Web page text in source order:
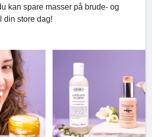
kan spare masser på brude- og
din store dag!